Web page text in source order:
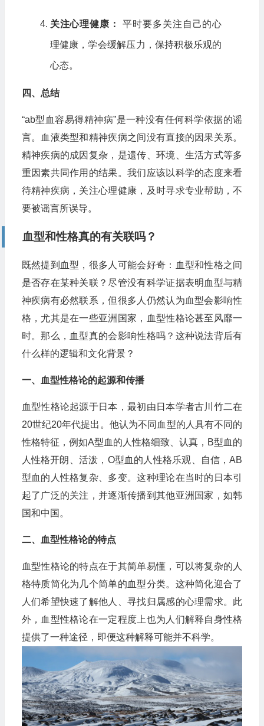
关注心理健康： 平时要多关注自己的心
理健康，学会缓解压力，保持积极乐观的
心态。
四、总结
“ab型血容易得精神病”是一种没有任何科学依据的谣
言。血液类型和精神疾病之间没有直接的因果关系。
精神疾病的成因复杂，是遗传、环境、生活方式等多
重因素共同作用的结果。我们应该以科学的态度来看
待精神疾病，关注心理健康，及时寻求专业帮助，不
要被谣言所误导。
血型和性格真的有关联吗？
既然提到血型，很多人可能会好奇：血型和性格之间
是否存在某种关联？尽管没有科学证据表明血型与精
神疾病有必然联系，但很多人仍然认为血型会影响性
格，尤其是在一些亚洲国家，血型性格论甚至风靡一
时。那么，血型真的会影响性格吗？这种说法背后有
什么样的逻辑和文化背景？
一、血型性格论的起源和传播
血型性格论起源于日本，最初由日本学者古川竹二在
20世纪20年代提出。他认为不同血型的人具有不同的
性格特征，例如A型血的人性格细致、认真，B型血的
人性格开朗、活泼，O型血的人性格乐观、自信，AB
型血的人性格复杂、多变。这种理论在当时的日本引
起了广泛的关注，并逐渐传播到其他亚洲国家，如韩
国和中国。
二、血型性格论的特点
血型性格论的特点在于其简单易懂，可以将复杂的人
格特质简化为几个简单的血型分类。这种简化迎合了
人们希望快速了解他人、寻找归属感的心理需求。此
外，血型性格论在一定程度上也为人们解释自身性格
提供了一种途径，即便这种解释可能并不科学。